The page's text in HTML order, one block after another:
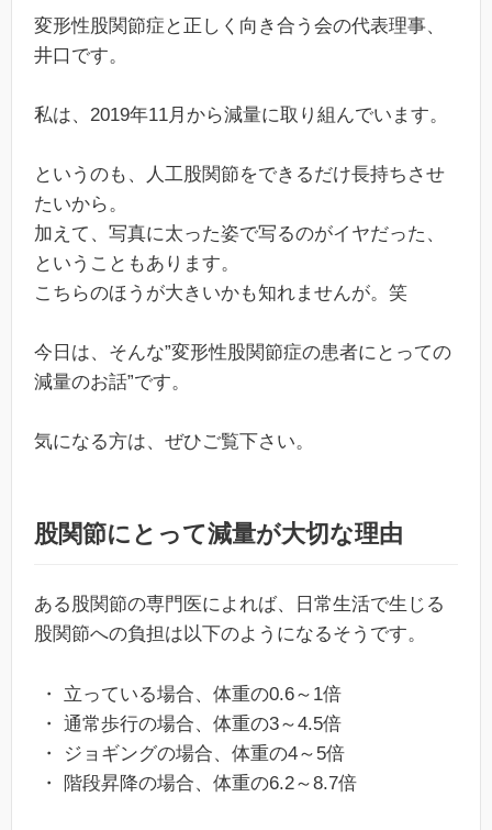
変形性股関節症と正しく向き合う会の代表理事、
井口です。
私は、2019年11月から減量に取り組んでいます。
というのも、人工股関節をできるだけ長持ちさせ
たいから。
加えて、写真に太った姿で写るのがイヤだった、
ということもあります。
こちらのほうが大きいかも知れませんが。笑
今日は、そんな”変形性股関節症の患者にとっての
減量のお話”です。
気になる方は、ぜひご覧下さい。
股関節にとって減量が大切な理由
ある股関節の専門医によれば、日常生活で生じる
股関節への負担は以下のようになるそうです。
・ 立っている場合、体重の0.6～1倍
・ 通常歩行の場合、体重の3～4.5倍
・ ジョギングの場合、体重の4～5倍
・ 階段昇降の場合、体重の6.2～8.7倍